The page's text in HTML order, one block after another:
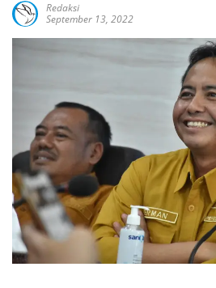
Redaksi
September 13, 2022